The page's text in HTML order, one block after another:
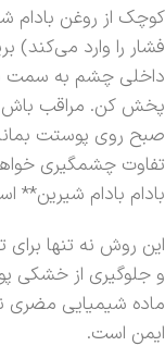
کوچک از روغن بادام
فشار را وارد می‌کند)
داخلی چشم به سمت
پخش کن. مراقب باش
صبح روی پوستت
بادام بادام شیرین**
این روش نه تنها
و جلوگیری از خشکی
ماده شیمیایی مضری
ایمن است.